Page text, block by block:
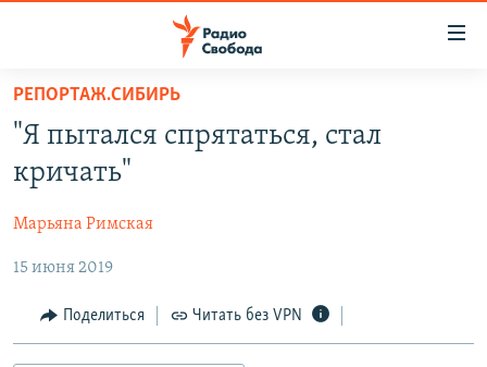
упрощенного
доступа
основному
Вернутся
главной
навигации
ПРОГРАММЫ
АВТОРСКИЕ ПРОЕКТЫ
ЦИТАТЫ СВОБОДЫ
МНЕНИЯ
КУЛЬТУРА
IDEL.РЕАЛИИ
РЕПОРТАЖ.СИБИРЬ
"Я пытался спрятаться, стал
кричать"
Марьяна Римская
15 июня 2019
Поделиться Читать без VPN